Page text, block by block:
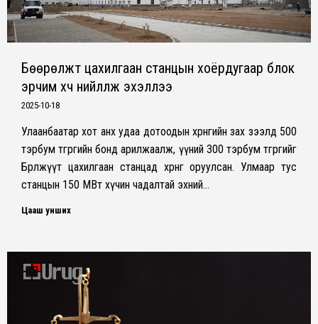
Бөөрөлжүүт цахилгаан станцын хоёрдугаар блок
эрчим хүч нийлүүлж эхэллээ
2025-10-18
Улаанбаатар хот анх удаа дотоодын хөрөнгийн зах зээлд 500
тэрбум төгрөгийн бонд арилжаалж, үүний 300 тэрбум төгрөгийг
Бөөрөлжүүт цахилгаан станцад хөрөнгө оруулсан. Улмаар тус
станцын 150 МВт хүчин чадалтай эхний…
Цааш унших